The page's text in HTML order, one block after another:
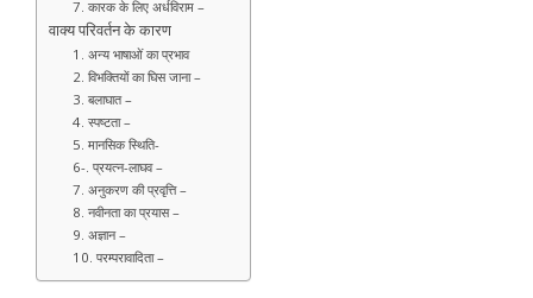
7. कारक के लिए अर्धविराम –
वाक्य परिवर्तन के कारण
1. अन्य भाषाओं का प्रभाव
2. विभक्तियों का घिस जाना –
3. बलाघात –
4. स्पष्टता –
5. मानसिक स्थिति-
6-. प्रयत्न-लाघव –
7. अनुकरण की प्रवृत्ति –
8. नवीनता का प्रयास –
9. अज्ञान –
10. परम्परावादिता –